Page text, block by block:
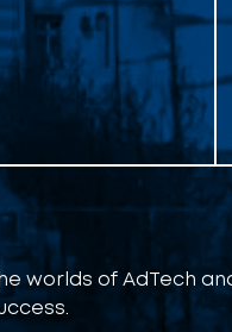
worlds of AdTech